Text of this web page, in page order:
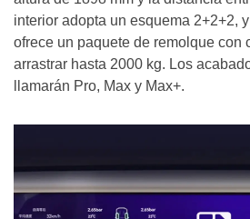
interior adopta un esquema 2+2+2,
ofrece un paquete de remolque con
arrastrar hasta 2000 kg. Los
llamarán Pro, Max y Max+.